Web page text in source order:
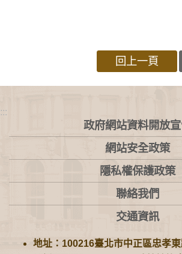
回上一頁
:::
政府網站資料開放
網站安全政策
隱私權保護政策
聯絡我們
交通資訊
地址：100216臺北市中正區忠孝